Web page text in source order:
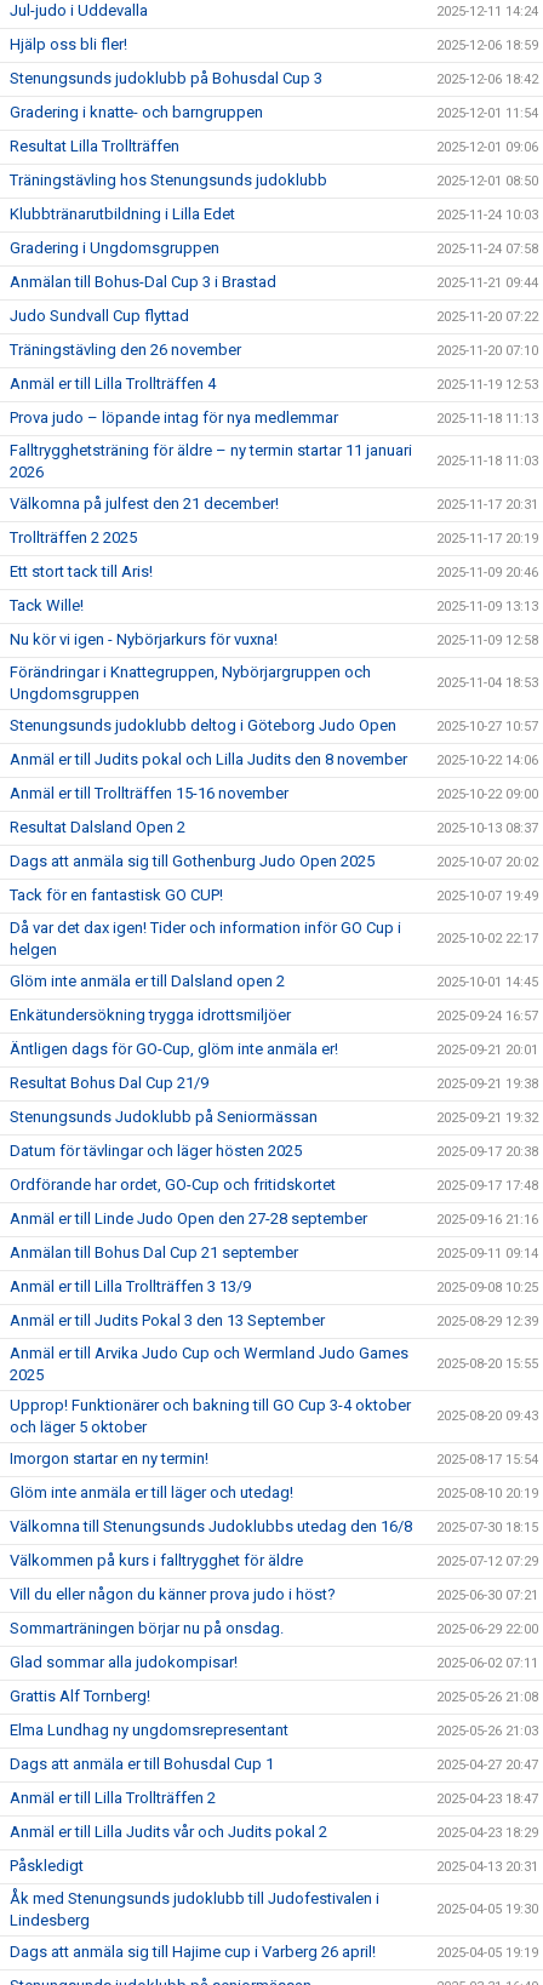
Jul-judo i Uddevalla 2025-12-11 14:24
Hjälp oss bli fler! 2025-12-06 18:59
Stenungsunds judoklubb på Bohusdal Cup 3 2025-12-06 18:42
Gradering i knatte- och barngruppen 2025-12-01 11:54
Resultat Lilla Trollträffen 2025-12-01 09:06
Träningstävling hos Stenungsunds judoklubb 2025-12-01 08:50
Klubbtränarutbildning i Lilla Edet 2025-11-24 10:03
Gradering i Ungdomsgruppen 2025-11-24 07:58
Anmälan till Bohus-Dal Cup 3 i Brastad 2025-11-21 09:44
Judo Sundvall Cup flyttad 2025-11-20 07:22
Träningstävling den 26 november 2025-11-20 07:10
Anmäl er till Lilla Trollträffen 4 2025-11-19 12:53
Prova judo – löpande intag för nya medlemmar 2025-11-18 11:13
Falltrygghetsträning för äldre – ny termin startar 11 januari
2026
2025-11-18 11:03
Välkomna på julfest den 21 december! 2025-11-17 20:31
Trollträffen 2 2025 2025-11-17 20:19
Ett stort tack till Aris! 2025-11-09 20:46
Tack Wille! 2025-11-09 13:13
Nu kör vi igen - Nybörjarkurs för vuxna! 2025-11-09 12:58
Förändringar i Knattegruppen, Nybörjargruppen och
Ungdomsgruppen
2025-11-04 18:53
Stenungsunds judoklubb deltog i Göteborg Judo Open 2025-10-27 10:57
Anmäl er till Judits pokal och Lilla Judits den 8 november 2025-10-22 14:06
Anmäl er till Trollträffen 15-16 november 2025-10-22 09:00
Resultat Dalsland Open 2 2025-10-13 08:37
Dags att anmäla sig till Gothenburg Judo Open 2025 2025-10-07 20:02
Tack för en fantastisk GO CUP! 2025-10-07 19:49
Då var det dax igen! Tider och information inför GO Cup i
helgen
2025-10-02 22:17
Glöm inte anmäla er till Dalsland open 2 2025-10-01 14:45
Enkätundersökning trygga idrottsmiljöer 2025-09-24 16:57
Äntligen dags för GO-Cup, glöm inte anmäla er! 2025-09-21 20:01
Resultat Bohus Dal Cup 21/9 2025-09-21 19:38
Stenungsunds Judoklubb på Seniormässan 2025-09-21 19:32
Datum för tävlingar och läger hösten 2025 2025-09-17 20:38
Ordförande har ordet, GO-Cup och fritidskortet 2025-09-17 17:48
Anmäl er till Linde Judo Open den 27-28 september 2025-09-16 21:16
Anmälan till Bohus Dal Cup 21 september 2025-09-11 09:14
Anmäl er till Lilla Trollträffen 3 13/9 2025-09-08 10:25
Anmäl er till Judits Pokal 3 den 13 September 2025-08-29 12:39
Anmäl er till Arvika Judo Cup och Wermland Judo Games
2025
2025-08-20 15:55
Upprop! Funktionärer och bakning till GO Cup 3-4 oktober
och läger 5 oktober
2025-08-20 09:43
Imorgon startar en ny termin! 2025-08-17 15:54
Glöm inte anmäla er till läger och utedag! 2025-08-10 20:19
Välkomna till Stenungsunds Judoklubbs utedag den 16/8 2025-07-30 18:15
Välkommen på kurs i falltrygghet för äldre 2025-07-12 07:29
Vill du eller någon du känner prova judo i höst? 2025-06-30 07:21
Sommarträningen börjar nu på onsdag. 2025-06-29 22:00
Glad sommar alla judokompisar! 2025-06-02 07:11
Grattis Alf Tornberg! 2025-05-26 21:08
Elma Lundhag ny ungdomsrepresentant 2025-05-26 21:03
Dags att anmäla er till Bohusdal Cup 1 2025-04-27 20:47
Anmäl er till Lilla Trollträffen 2 2025-04-23 18:47
Anmäl er till Lilla Judits vår och Judits pokal 2 2025-04-23 18:29
Påskledigt 2025-04-13 20:31
Åk med Stenungsunds judoklubb till Judofestivalen i
Lindesberg
2025-04-05 19:30
Dags att anmäla sig till Hajime cup i Varberg 26 april! 2025-04-05 19:19